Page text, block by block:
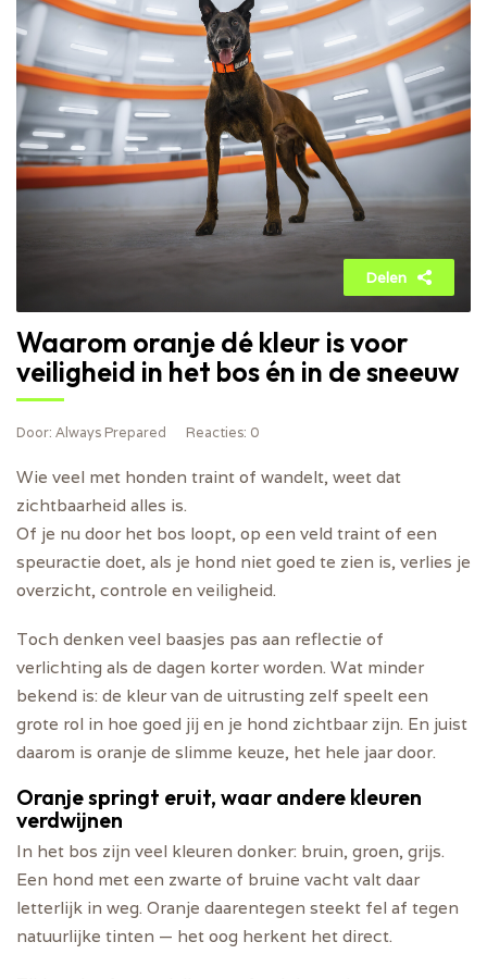
Delen
Waarom oranje dé kleur is voor
veiligheid in het bos én in de sneeuw
Door: Always Prepared Reacties: 0
Wie veel met honden traint of wandelt, weet dat
zichtbaarheid alles is.
Of je nu door het bos loopt, op een veld traint of een
speuractie doet, als je hond niet goed te zien is, verlies je
overzicht, controle en veiligheid.
Toch denken veel baasjes pas aan reflectie of
verlichting als de dagen korter worden. Wat minder
bekend is: de kleur van de uitrusting zelf speelt een
grote rol in hoe goed jij en je hond zichtbaar zijn. En juist
daarom is oranje de slimme keuze, het hele jaar door.
Oranje springt eruit, waar andere kleuren
verdwijnen
In het bos zijn veel kleuren donker: bruin, groen, grijs.
Een hond met een zwarte of bruine vacht valt daar
letterlijk in weg. Oranje daarentegen steekt fel af tegen
natuurlijke tinten — het oog herkent het direct.